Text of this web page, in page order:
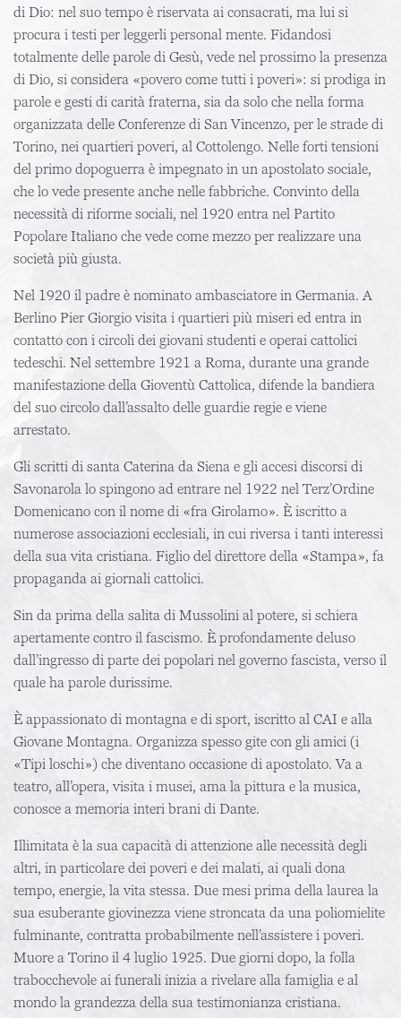
di Dio: nel suo tempo è riservata ai consacrati, ma lui si
procura i testi per leggerli personal mente. Fidandosi
totalmente delle parole di Gesù, vede nel prossimo la presenza
di Dio, si considera «povero come tutti i poveri»: si prodiga in
parole e gesti di carità fraterna, sia da solo che nella forma
organizzata delle Conferenze di San Vincenzo, per le strade di
Torino, nei quartieri poveri, al Cottolengo. Nelle forti tensioni
del primo dopoguerra è impegnato in un apostolato sociale,
che lo vede presente anche nelle fabbriche. Convinto della
necessità di riforme sociali, nel 1920 entra nel Partito
Popolare Italiano che vede come mezzo per realizzare una
società più giusta.
Nel 1920 il padre è nominato ambasciatore in Germania. A
Berlino Pier Giorgio visita i quartieri più miseri ed entra in
contatto con i circoli dei giovani studenti e operai cattolici
tedeschi. Nel settembre 1921 a Roma, durante una grande
manifestazione della Gioventù Cattolica, difende la bandiera
del suo circolo dall’assalto delle guardie regie e viene
arrestato.
Gli scritti di santa Caterina da Siena e gli accesi discorsi di
Savonarola lo spingono ad entrare nel 1922 nel Terz’Ordine
Domenicano con il nome di «fra Girolamo». È iscritto a
numerose associazioni ecclesiali, in cui riversa i tanti interessi
della sua vita cristiana. Figlio del direttore della «Stampa», fa
propaganda ai giornali cattolici.
Sin da prima della salita di Mussolini al potere, si schiera
apertamente contro il fascismo. È profondamente deluso
dall’ingresso di parte dei popolari nel governo fascista, verso il
quale ha parole durissime.
È appassionato di montagna e di sport, iscritto al CAI e alla
Giovane Montagna. Organizza spesso gite con gli amici (i
«Tipi loschi») che diventano occasione di apostolato. Va a
teatro, all’opera, visita i musei, ama la pittura e la musica,
conosce a memoria interi brani di Dante.
Illimitata è la sua capacità di attenzione alle necessità degli
altri, in particolare dei poveri e dei malati, ai quali dona
tempo, energie, la vita stessa. Due mesi prima della laurea la
sua esuberante giovinezza viene stroncata da una poliomielite
fulminante, contratta probabilmente nell’assistere i poveri.
Muore a Torino il 4 luglio 1925. Due giorni dopo, la folla
trabocchevole ai funerali inizia a rivelare alla famiglia e al
mondo la grandezza della sua testimonianza cristiana.